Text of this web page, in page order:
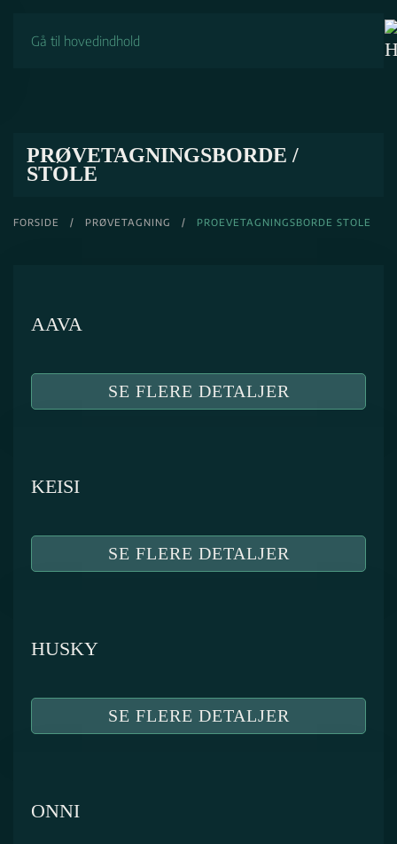
Gå til hovedindhold
PRØVETAGNINGSBORDE /
STOLE
FORSIDE / PRØVETAGNING / PROEVETAGNINGSBORDE STOLE
AAVA
SE FLERE DETALJER
KEISI
SE FLERE DETALJER
HUSKY
SE FLERE DETALJER
ONNI